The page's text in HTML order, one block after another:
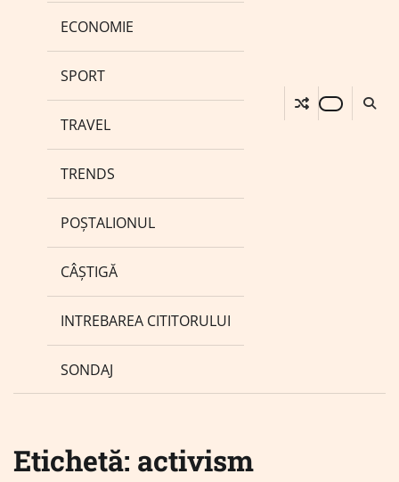
ECONOMIE
SPORT
TRAVEL
TRENDS
POȘTALIONUL
CÂȘTIGĂ
INTREBAREA CITITORULUI
SONDAJ
Etichetă: activism